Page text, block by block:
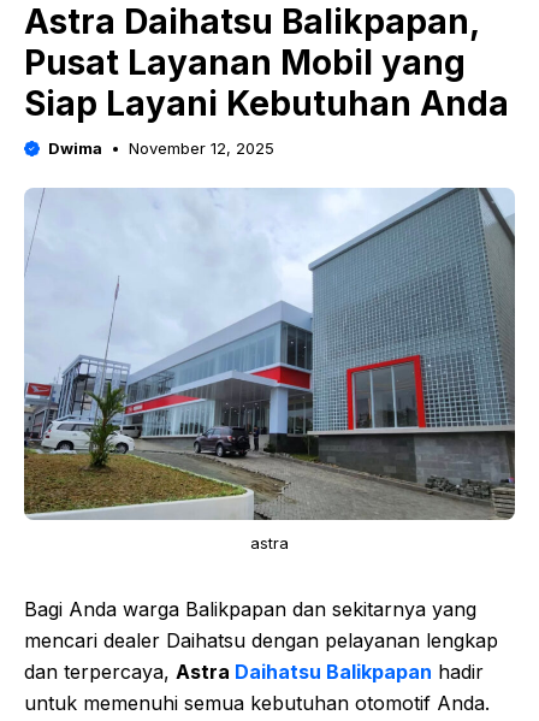
Astra Daihatsu Balikpapan,
Pusat Layanan Mobil yang
Siap Layani Kebutuhan Anda
Dwima November 12, 2025
astra
Bagi Anda warga Balikpapan dan sekitarnya yang
mencari dealer Daihatsu dengan pelayanan lengkap
dan terpercaya, Astra Daihatsu Balikpapan hadir
untuk memenuhi semua kebutuhan otomotif Anda.